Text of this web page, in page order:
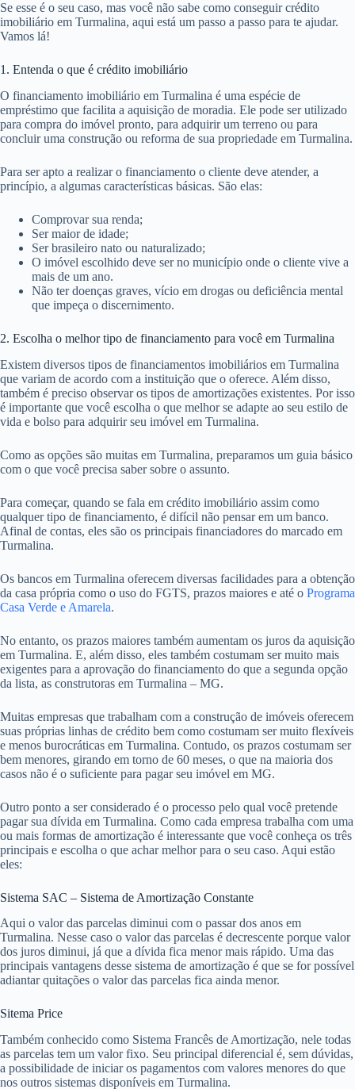
Se esse é o seu caso, mas você não sabe como conseguir crédito
imobiliário em Turmalina, aqui está um passo a passo para te ajudar.
Vamos lá!
1. Entenda o que é crédito imobiliário
O financiamento imobiliário em Turmalina é uma espécie de
empréstimo que facilita a aquisição de moradia. Ele pode ser utilizado
para compra do imóvel pronto, para adquirir um terreno ou para
concluir uma construção ou reforma de sua propriedade em Turmalina.
Para ser apto a realizar o financiamento o cliente deve atender, a
princípio, a algumas características básicas. São elas:
Comprovar sua renda;
Ser maior de idade;
Ser brasileiro nato ou naturalizado;
O imóvel escolhido deve ser no município onde o cliente vive a
mais de um ano.
Não ter doenças graves, vício em drogas ou deficiência mental
que impeça o discernimento.
2. Escolha o melhor tipo de financiamento para você em Turmalina
Existem diversos tipos de financiamentos imobiliários em Turmalina
que variam de acordo com a instituição que o oferece. Além disso,
também é preciso observar os tipos de amortizações existentes. Por isso
é importante que você escolha o que melhor se adapte ao seu estilo de
vida e bolso para adquirir seu imóvel em Turmalina.
Como as opções são muitas em Turmalina, preparamos um guia básico
com o que você precisa saber sobre o assunto.
Para começar, quando se fala em crédito imobiliário assim como
qualquer tipo de financiamento, é difícil não pensar em um banco.
Afinal de contas, eles são os principais financiadores do marcado em
Turmalina.
Os bancos em Turmalina oferecem diversas facilidades para a obtenção
da casa própria como o uso do FGTS, prazos maiores e até o Programa
Casa Verde e Amarela.
No entanto, os prazos maiores também aumentam os juros da aquisição
em Turmalina. E, além disso, eles também costumam ser muito mais
exigentes para a aprovação do financiamento do que a segunda opção
da lista, as construtoras em Turmalina – MG.
Muitas empresas que trabalham com a construção de imóveis oferecem
suas próprias linhas de crédito bem como costumam ser muito flexíveis
e menos burocráticas em Turmalina. Contudo, os prazos costumam ser
bem menores, girando em torno de 60 meses, o que na maioria dos
casos não é o suficiente para pagar seu imóvel em MG.
Outro ponto a ser considerado é o processo pelo qual você pretende
pagar sua dívida em Turmalina. Como cada empresa trabalha com uma
ou mais formas de amortização é interessante que você conheça os três
principais e escolha o que achar melhor para o seu caso. Aqui estão
eles:
Sistema SAC – Sistema de Amortização Constante
Aqui o valor das parcelas diminui com o passar dos anos em
Turmalina. Nesse caso o valor das parcelas é decrescente porque valor
dos juros diminui, já que a dívida fica menor mais rápido. Uma das
principais vantagens desse sistema de amortização é que se for possível
adiantar quitações o valor das parcelas fica ainda menor.
Sitema Price
Também conhecido como Sistema Francês de Amortização, nele todas
as parcelas tem um valor fixo. Seu principal diferencial é, sem dúvidas,
a possibilidade de iniciar os pagamentos com valores menores do que
nos outros sistemas disponíveis em Turmalina.